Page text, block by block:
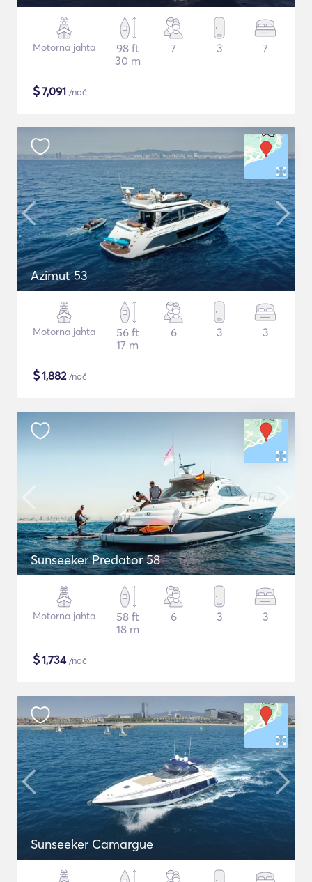
Motorna jahta
98 ft
30 m
7 3 7
$7,091 /noč
Azimut 53
Motorna jahta
56 ft
17 m
6 3 3
$1,882/noč
Sunseeker Predator 58
Motorna jahta
58 ft
18 m
6 3 3
$1,734/noč
Sunseeker Camargue